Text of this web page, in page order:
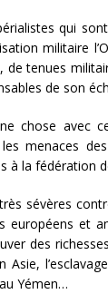
qui
militaire
de tenues
de son
chose avec
menaces
à la fédération
sévères
européens et
des
Yémen…